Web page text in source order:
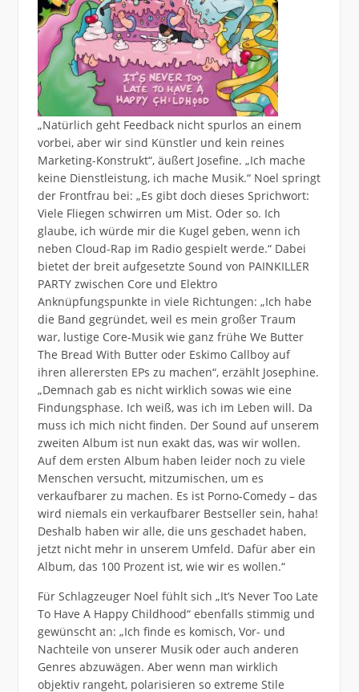
„Natürlich geht Feedback nicht spurlos an einem
vorbei, aber wir sind Künstler und kein reines
Marketing-Konstrukt“, äußert Josefine. „Ich mache
keine Dienstleistung, ich mache Musik.“ Noel springt
der Frontfrau bei: „Es gibt doch dieses Sprichwort:
Viele Fliegen schwirren um Mist. Oder so. Ich
glaube, ich würde mir die Kugel geben, wenn ich
neben Cloud-Rap im Radio gespielt werde.“ Dabei
bietet der breit aufgesetzte Sound von PAINKILLER
PARTY zwischen Core und Elektro
Anknüpfungspunkte in viele Richtungen: „Ich habe
die Band gegründet, weil es mein großer Traum
war, lustige Core-Musik wie ganz frühe We Butter
The Bread With Butter oder Eskimo Callboy auf
ihren allerersten EPs zu machen“, erzählt Josephine.
„Demnach gab es nicht wirklich sowas wie eine
Findungsphase. Ich weiß, was ich im Leben will. Da
muss ich mich nicht finden. Der Sound auf unserem
zweiten Album ist nun exakt das, was wir wollen.
Auf dem ersten Album haben leider noch zu viele
Menschen versucht, mitzumischen, um es
verkaufbarer zu machen. Es ist Porno-Comedy – das
wird niemals ein verkaufbarer Bestseller sein, haha!
Deshalb haben wir alle, die uns geschadet haben,
jetzt nicht mehr in unserem Umfeld. Dafür aber ein
Album, das 100 Prozent ist, wie wir es wollen.“
Für Schlagzeuger Noel fühlt sich „It’s Never Too Late
To Have A Happy Childhood“ ebenfalls stimmig und
gewünscht an: „Ich finde es komisch, Vor- und
Nachteile von unserer Musik oder auch anderen
Genres abzuwägen. Aber wenn man wirklich
objektiv rangeht, polarisieren so extreme Stile